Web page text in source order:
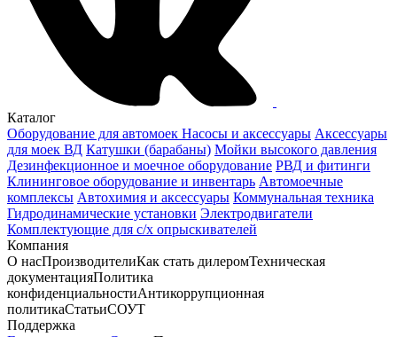
Каталог
Оборудование для автомоек Насосы и аксессуары Аксессуары
для моек ВД Катушки (барабаны) Мойки высокого давления
Дезинфекционное и моечное оборудование РВД и фитинги
Клининговое оборудование и инвентарь Автомоечные
комплексы Автохимия и аксессуары Коммунальная техника
Гидродинамические установки Электродвигатели
Комплектующие для с/х опрыскивателей
Компания
О насПроизводителиКак стать дилеромТехническая
документацияПолитика
конфиденциальностиАнтикоррупционная
политикаСтатьиСОУТ
Поддержка